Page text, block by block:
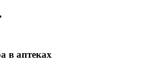
в аптеках